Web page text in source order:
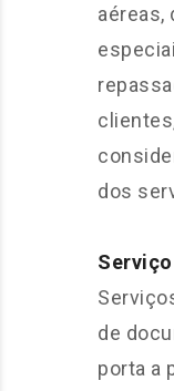
aéreas,
dos
de
porta a